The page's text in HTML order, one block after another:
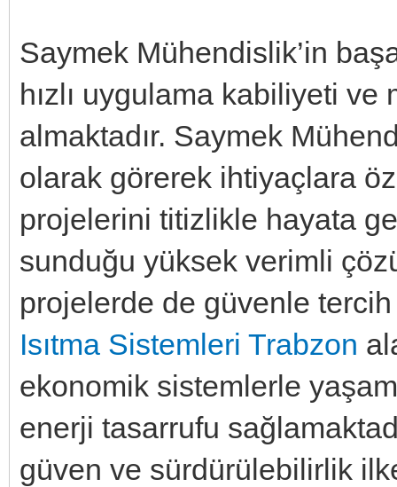
Saymek Mühendislik’in
hızlı uygulama kabiliyeti ve
almaktadır. Saymek
olarak görerek ihtiyaçlara
projelerini titizlikle hayata
sunduğu yüksek verimli
projelerde de güvenle
Isıtma Sistemleri Trabzon
ekonomik sistemlerle
enerji tasarrufu
güven ve sürdürülebilirlik